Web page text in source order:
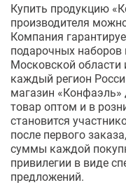
Купить продукцию
производителя
Компания
подарочных
Московской области
каждый регион
магазин «Конфаэль»
товар оптом и в
становится
после первого
суммы каждой
привилегии в виде
предложений.